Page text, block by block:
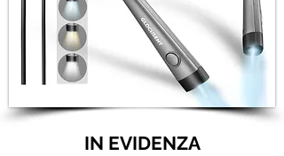
IN EVIDENZA